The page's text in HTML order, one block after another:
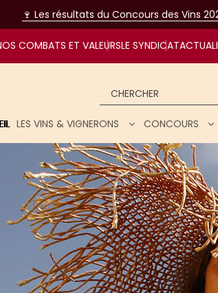
🍷 Les résultats du Concours des Vins
COMBATS ET VALEURSLE SYNDICAT
libres par nos vins
LES VINS & VIGNERONS CONCOURS